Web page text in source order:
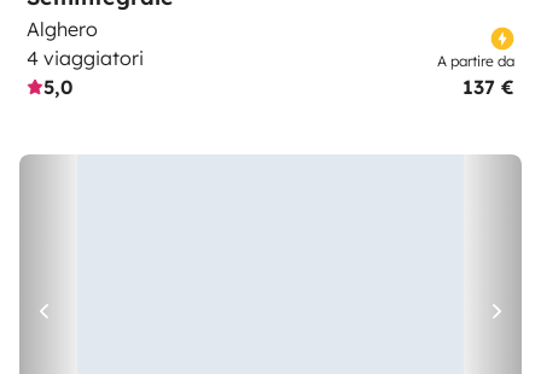
Alghero
4 viaggiatori
5,0
A partire da
137 €